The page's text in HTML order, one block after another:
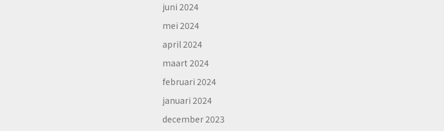
juni 2024
mei 2024
april 2024
maart 2024
februari 2024
januari 2024
december 2023